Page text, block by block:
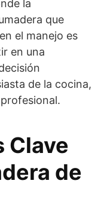
la
que
el manejo es
en una
de la cocina,
Clave
de